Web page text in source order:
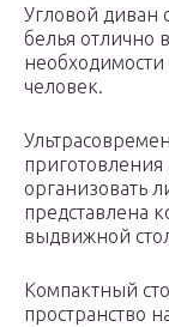
Угловой диван
белья отлично
человек.
организовать
представлена
выдвижной
Компактный
пространство